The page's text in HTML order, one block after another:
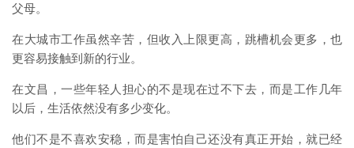
父母。
在大城市工作虽然辛苦，但收入上限更高，跳槽机会更多，也
更容易接触到新的行业。
在文昌，一些年轻人担心的不是现在过不下去，而是工作几年
以后，生活依然没有多少变化。
他们不是不喜欢安稳，而是害怕自己还没有真正开始，就已经